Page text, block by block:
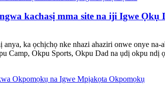
kachasị mma site na iji Igwe Ọkụ
anya, ka ọchịchọ nke nhazi ahaziri onwe onye
Camp, Okpu Sports, Okpu Dad na ụdị okpu ndị